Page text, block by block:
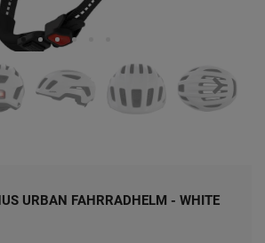
URBAN FAHRRADHELM - WHITE